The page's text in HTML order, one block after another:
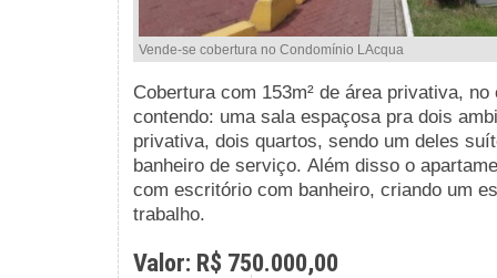
Vende-se cobertura no Condomínio LAcqua
Cobertura com 153m² de área privativa,
contendo: uma sala espaçosa pra dois
privativa, dois quartos, sendo um deles
banheiro de serviço. Além disso o
com escritório com banheiro, criando um
trabalho.
Valor: R$ 750.000,00